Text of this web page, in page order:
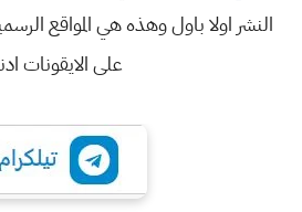
النشر اولا باول وهذه هي المواقع
على الايقونات